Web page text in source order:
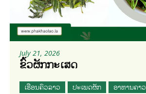
July 21, 2026
ຂົ້ວຜັກກະເສດ
ເຮືອນຄົວລາວ ປະເພດຜັກ ອາຫານຄາວ